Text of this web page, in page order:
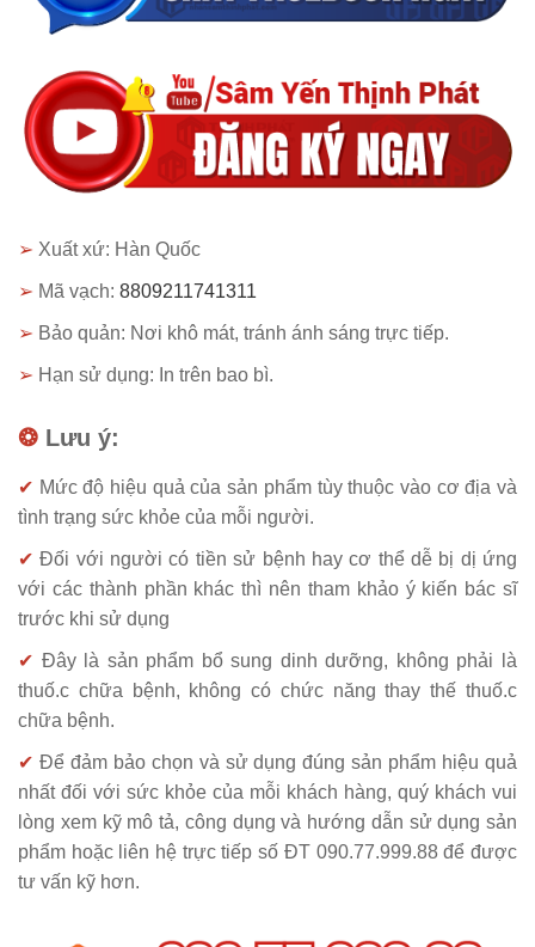
➢ Xuất xứ: Hàn Quốc
➢ Mã vạch: 8809211741311
➢ Bảo quản: Nơi khô mát, tránh ánh sáng trực tiếp.
➢ Hạn sử dụng: In trên bao bì.
❂ Lưu ý:
✔ Mức độ hiệu quả của sản phẩm tùy thuộc vào cơ địa và
tình trạng sức khỏe của mỗi người.
✔Đối với người có tiền sử bệnh hay cơ thể dễ bị dị ứng
với các thành phần khác thì nên tham khảo ý kiến bác sĩ
trước khi sử dụng
✔ Đây là sản phẩm bổ sung dinh dưỡng, không phải là
thuố.c chữa bệnh, không có chức năng thay thế thuố.c
chữa bệnh.
✔ Để đảm bảo chọn và sử dụng đúng sản phẩm hiệu quả
nhất đối với sức khỏe của mỗi khách hàng, quý khách vui
lòng xem kỹ mô tả, công dụng và hướng dẫn sử dụng sản
phẩm hoặc liên hệ trực tiếp số ĐT 090.77.999.88 để được
tư vấn kỹ hơn.